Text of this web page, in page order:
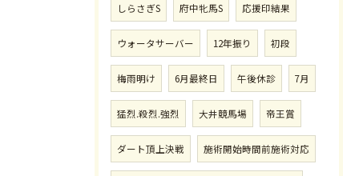
しらさぎS 府中牝馬S 応援印結果
ウォータサーバー 12年振り 初段
梅雨明け 6月最終日 午後休診 7月
猛烈.殺烈.強烈 大井競馬場 帝王賞
ダート頂上決戦 施術開始時間前施術対応